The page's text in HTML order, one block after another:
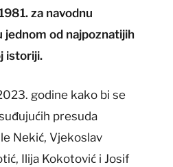
za navodnu
od najpoznatijih
istoriji.
godine kako bi se
presuda
Nekić, Vjekoslav
Ilija Kokotović i Josif